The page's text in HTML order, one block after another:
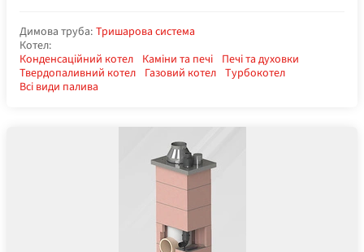
Димова труба: Тришарова система
Котел:
Конденсаційний котел Каміни та печі Печі та духовки
Твердопаливний котел Газовий котел Турбокотел
Всі види палива